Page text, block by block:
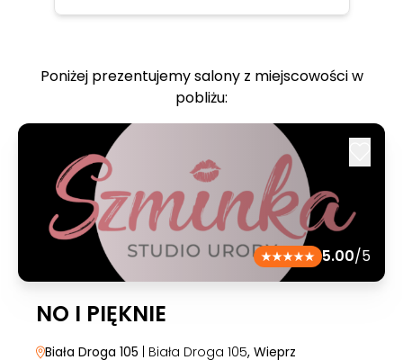
Poniżej prezentujemy salony z miejscowości w
pobliżu:
5.00/5
NO I PIĘKNIE
Biała Droga 105 | Biała Droga 105, Wieprz